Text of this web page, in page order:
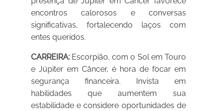
encontros calorosos e conversas
significativas, fortalecendo laços com
entes queridos.
CARREIRA: Escorpião, com o Sol em Touro
e Júpiter em Câncer, é hora de focar em
segurança financeira. Invista em
habilidades que aumentem sua
estabilidade e considere oportunidades de